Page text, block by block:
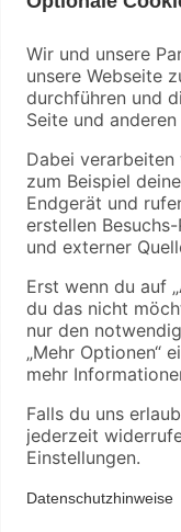
12 l
1,69 €
Stahl
Passgenauigkeit
Arbeiten